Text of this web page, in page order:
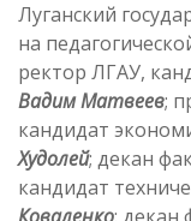
Луганский
на
ректор ЛГАУ,
Вадим Матвеев;
кандидат
Худолей; декан
кандидат